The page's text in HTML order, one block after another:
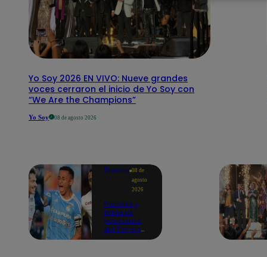
Yo Soy 2026 EN VIVO: Nueve grandes
voces cerraron el inicio de Yo Soy con
“We Are the Champions”
Yo Soy 08 de agosto 2026
Deportes 08 de
agosto
2026
Partidos y
tabla de
posiciones
del Torneo